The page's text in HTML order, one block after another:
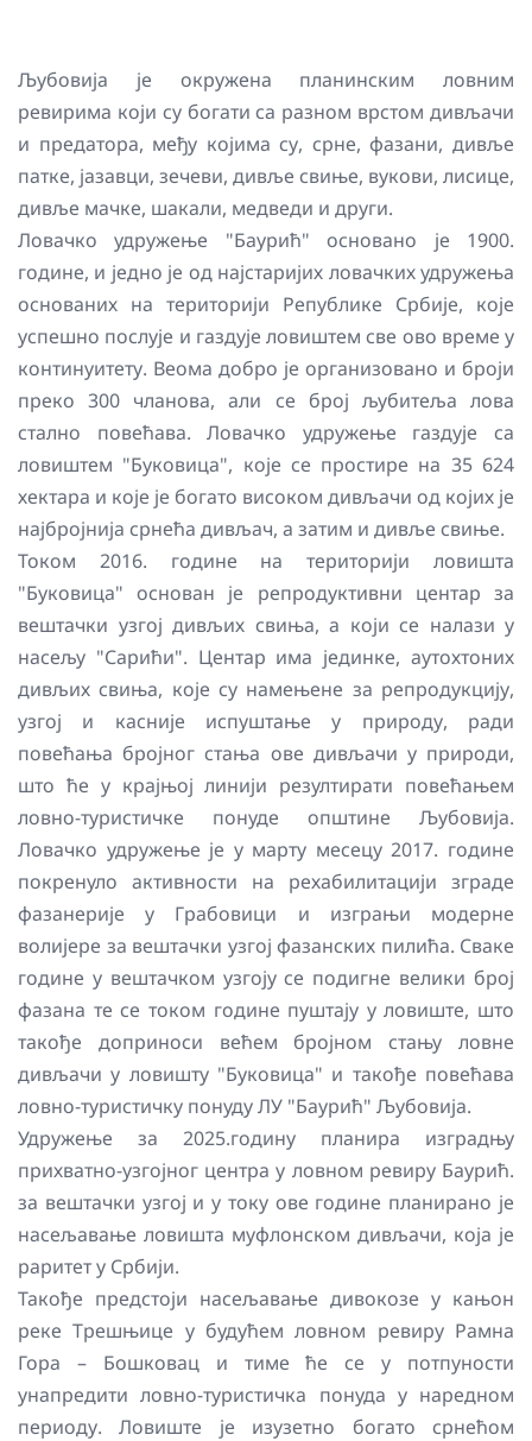
Љубовија је окружена планинским ловним
ревирима који су богати са разном врстом дивљачи
и предатора, међу којима су, срне, фазани, дивље
патке, јазавци, зечеви, дивље свиње, вукови, лисице,
дивље мачке, шакали, медведи и други.
Ловачко удружење "Баурић" основано је 1900.
године, и једно је од најстаријих ловачких удружења
основаних на територији Републике Србије, које
успешно послује и газдује ловиштем све ово време у
континуитету. Веома добро је организовано и броји
преко 300 чланова, али се број љубитеља лова
стално повећава. Ловачко удружење газдује са
ловиштем "Буковица", које се простире на 35 624
хектара и које је богато високом дивљачи од којих је
најбројнија срнећа дивљач, а затим и дивље свиње.
Током 2016. године на територији ловишта
"Буковица" основан је репродуктивни центар за
вештачки узгој дивљих свиња, а који се налази у
насељу "Сарићи". Центар има јединке, аутохтоних
дивљих свиња, које су намењене за репродукцију,
узгој и касније испуштање у природу, ради
повећања бројног стања ове дивљачи у природи,
што ће у крајњој линији резултирати повећањем
ловно-туристичке понуде општине Љубовија.
Ловачко удружење је у марту месецу 2017. године
покренуло активности на рехабилитацији зграде
фазанерије у Грабовици и изграњи модерне
волијере за вештачки узгој фазанских пилића. Сваке
године у вештачком узгоју се подигне велики број
фазана те се током године пуштају у ловиште, што
такође доприноси већем бројном стању ловне
дивљачи у ловишту "Буковица" и такође повећава
ловно-туристичку понуду ЛУ "Баурић" Љубовија.
Удружење за 2025.годину планира изградњу
прихватно-узгојног центра у ловном ревиру Баурић.
за вештачки узгој и у току ове године планирано је
насељавање ловишта муфлонском дивљачи, која је
раритет у Србији.
Такође предстоји насељавање дивокозе у кањон
реке Трешњице у будућем ловном ревиру Рамна
Гора – Бошковац и тиме ће се у потпуности
унапредити ловно-туристичка понуда у наредном
периоду. Ловиште је изузетно богато срнећом